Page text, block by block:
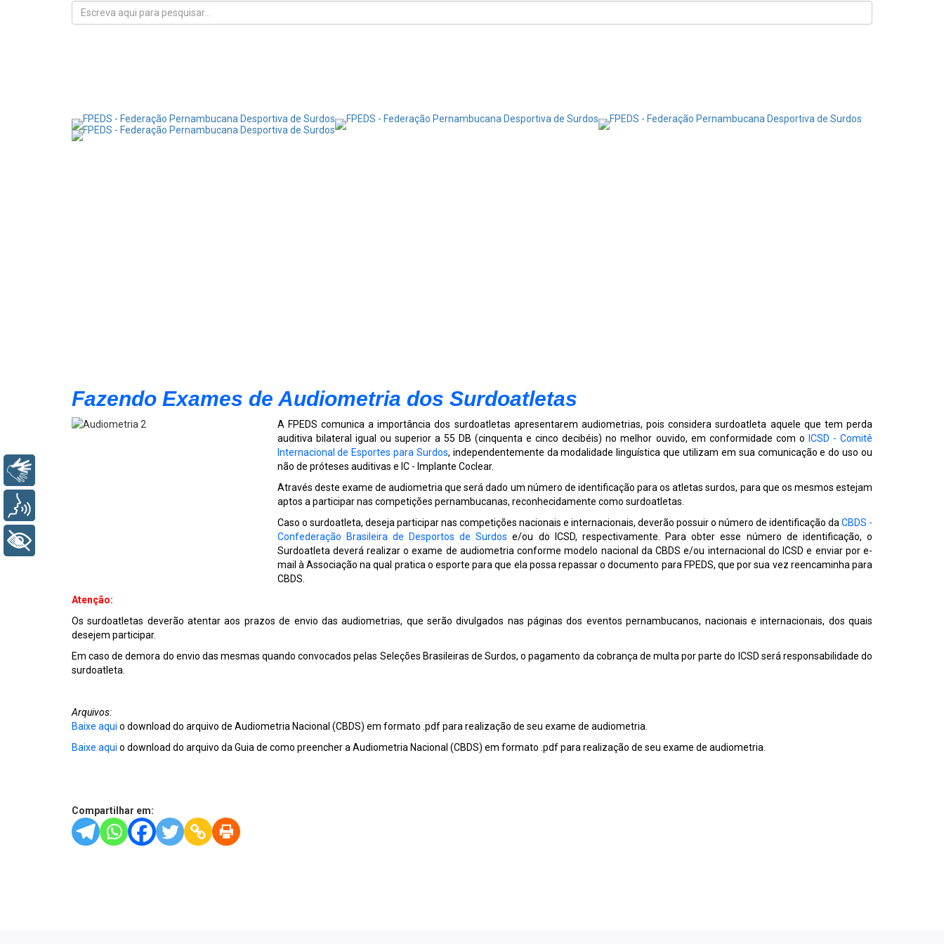
Fazendo Exames de Audiometria dos Surdoatletas
A FPEDS comunica a importância dos surdoatletas apresentarem audiometrias, pois considera surdoatleta aquele que tem perda
auditiva bilateral igual ou superior a 55 DB (cinquenta e cinco decibéis) no melhor ouvido, em conformidade com o ICSD - Comitê
Internacional de Esportes para Surdos, independentemente da modalidade linguística que utilizam em sua comunicação e do uso ou
não de próteses auditivas e IC - Implante Coclear.
Através deste exame de audiometria que será dado um número de identificação para os atletas surdos, para que os mesmos estejam
aptos a participar nas competições pernambucanas, reconhecidamente como surdoatletas.
Caso o surdoatleta, deseja participar nas competições nacionais e internacionais, deverão possuir o número de identificação da CBDS -
Confederação Brasileira de Desportos de Surdos e/ou do ICSD, respectivamente. Para obter esse número de identificação, o
Surdoatleta deverá realizar o exame de audiometria conforme modelo nacional da CBDS e/ou internacional do ICSD e enviar por e-
mail à Associação na qual pratica o esporte para que ela possa repassar o documento para FPEDS, que por sua vez reencaminha para
CBDS.
Atenção:
Os surdoatletas deverão atentar aos prazos de envio das audiometrias, que serão divulgados nas páginas dos eventos pernambucanos, nacionais e internacionais, dos quais
desejem participar.
Em caso de demora do envio das mesmas quando convocados pelas Seleções Brasileiras de Surdos, o pagamento da cobrança de multa por parte do ICSD será responsabilidade do
surdoatleta.
Arquivos:
Baixe aqui o download do arquivo de Audiometria Nacional (CBDS) em formato .pdf para realização de seu exame de audiometria.
Baixe aqui o download do arquivo da Guia de como preencher a Audiometria Nacional (CBDS) em formato .pdf para realização de seu exame de audiometria.
Compartilhar em: